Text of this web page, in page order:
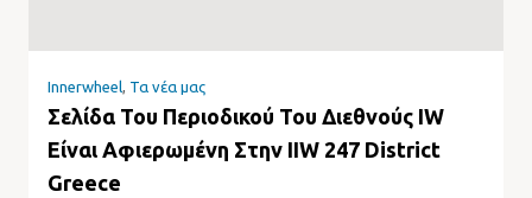
Innerwheel, Τα νέα μας
Σελίδα Του Περιοδικού Του Διεθνούς IW
Είναι Αφιερωμένη Στην IIW 247 District
Greece